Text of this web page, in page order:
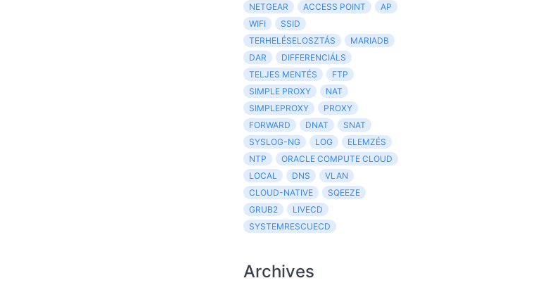
NETGEAR
ACCESS POINT
AP
WIFI
SSID
TERHELÉSELOSZTÁS
MARIADB
DAR
DIFFERENCIÁLS
TELJES MENTÉS
FTP
SIMPLE PROXY
NAT
SIMPLEPROXY
PROXY
FORWARD
DNAT
SNAT
SYSLOG-NG
LOG
ELEMZÉS
NTP
ORACLE COMPUTE CLOUD
LOCAL
DNS
VLAN
CLOUD-NATIVE
SQEEZE
GRUB2
LIVECD
SYSTEMRESCUECD
Archives